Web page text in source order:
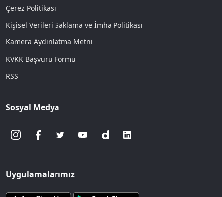
Çerez Politikası
Kişisel Verileri Saklama ve İmha Politikası
Kamera Aydınlatma Metni
KVKK Başvuru Formu
RSS
Sosyal Medya
Uygulamalarımız